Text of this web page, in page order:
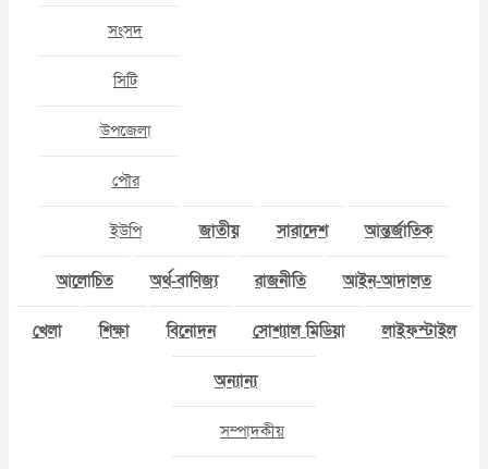
সংসদ
সিটি
উপজেলা
পৌর
ইউপি জাতীয় সারাদেশ আন্তর্জাতিক
আলোচিত অর্থ-বাণিজ্য রাজনীতি আইন-আদালত
খেলা শিক্ষা বিনোদন সোশ্যাল মিডিয়া লাইফস্টাইল
অন্যান্য
সম্পাদকীয়